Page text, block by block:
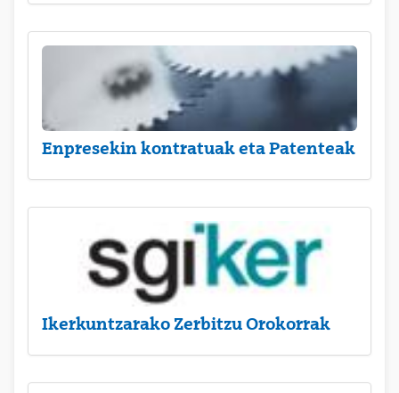
Enpresekin kontratuak eta Patenteak
Ikerkuntzarako Zerbitzu Orokorrak